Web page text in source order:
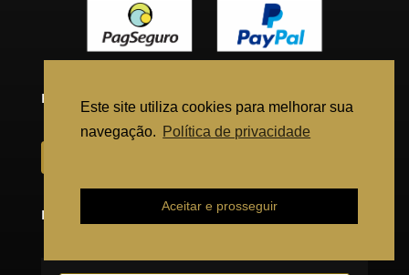
REDES SOCIAS
INSCREVA-SE
Este site utiliza cookies para melhorar sua
navegação. Política de privacidade
Aceitar e prosseguir